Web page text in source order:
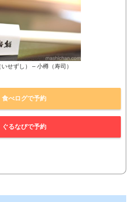
せずし） – 小樽（寿司）
食べログで予約
ぐるなびで予約